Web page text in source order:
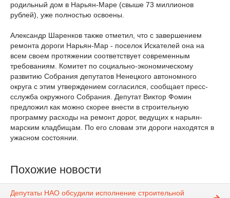
родильный дом в Нарьян-Маре (свыше 73 миллионов
рублей), уже полностью освоены.
Александр Шаренков также отметил, что с завершением
ремонта дороги Нарьян-Мар - поселок Искателей она на
всем своем протяжении соответствует современным
требованиям. Комитет по социально-экономическому
развитию Собрания депутатов Ненецкого автономного
округа с этим утверждением согласился, сообщает пресс-
сслужба окружного Собрания. Депутат Виктор Фомин
предложил как можно скорее внести в строительную
программу расходы на ремонт дорог, ведущих к нарьян-
марским кладбищам. По его словам эти дороги находятся в
ужасном состоянии.
Похожие новости
Депутаты НАО обсудили исполнение строительной